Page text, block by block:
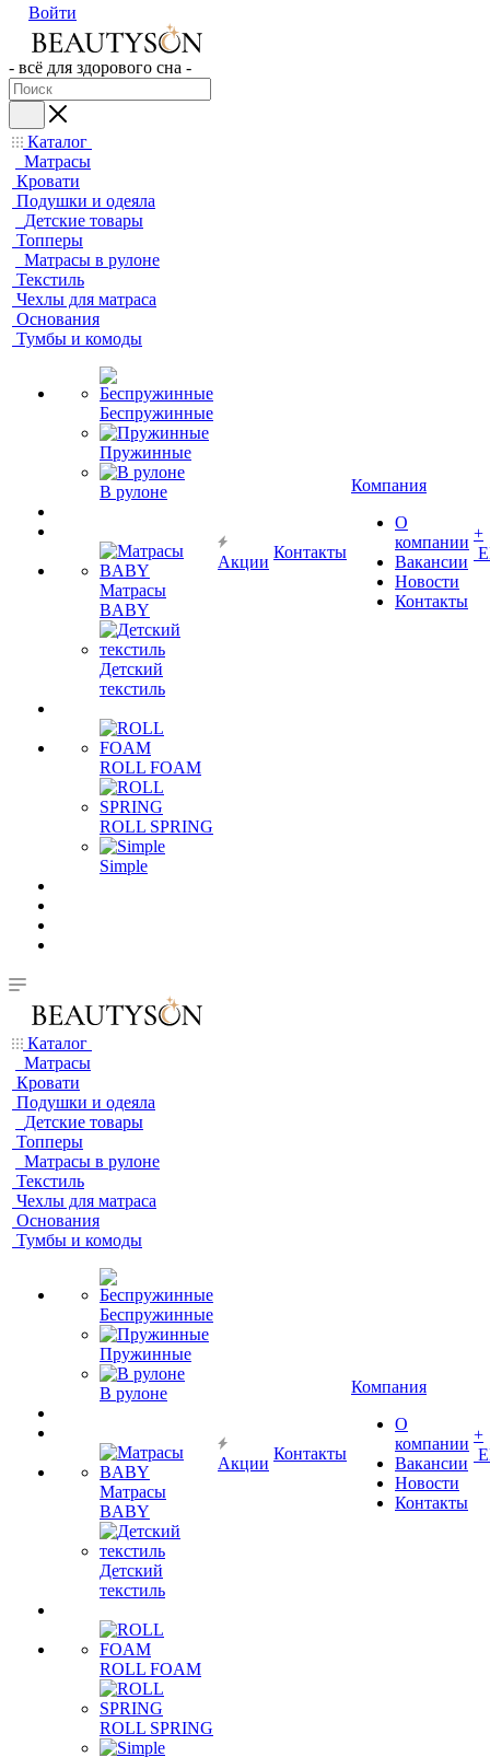
Войти
- всё для здорового сна -
Каталог
Матрасы
Кровати
Подушки и одеяла
Детские товары
Топперы
Матрасы в рулоне
Текстиль
Чехлы для матраса
Основания
Тумбы и комоды
Беспружинные
Пружинные
В рулоне
Матрасы
BABY
Детский
текстиль
ROLL FOAM
ROLL SPRING
Simple
Акции
Контакты
Компания
О
компании
Вакансии
Новости
Контакты
+
Каталог
Матрасы
Кровати
Подушки и одеяла
Детские товары
Топперы
Матрасы в рулоне
Текстиль
Чехлы для матраса
Основания
Тумбы и комоды
Беспружинные
Пружинные
В рулоне
Матрасы
BABY
Детский
текстиль
ROLL FOAM
ROLL SPRING
Акции
Контакты
Компания
О
компании
Вакансии
Новости
Контакты
+